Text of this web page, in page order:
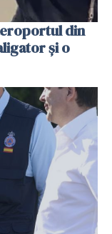
din
și o